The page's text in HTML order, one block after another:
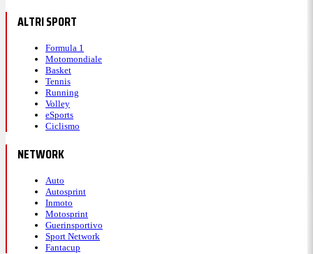
ALTRI SPORT
Formula 1
Motomondiale
Basket
Tennis
Running
Volley
eSports
Ciclismo
NETWORK
Auto
Autosprint
Inmoto
Motosprint
Guerinsportivo
Sport Network
Fantacup